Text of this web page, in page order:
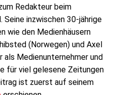
Redakteur beim
inzwischen 30-jährige
wie den Medienhäusern
(Norwegen) und Axel
Medienunternehmer und
für viel gelesene Zeitungen
ist zuerst auf seinem